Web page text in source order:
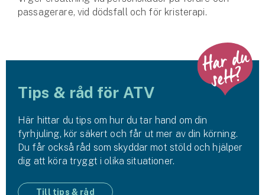
passagerare, vid döds­fall och för kris­terapi.
Tips & råd för ATV
Här hittar du tips om hur du tar hand om din
fyrhjuling, kör säkert och får ut mer av din körning.
Du får också råd som skyddar mot stöld och hjälper
dig att köra tryggt i olika situationer.
Till tips & råd